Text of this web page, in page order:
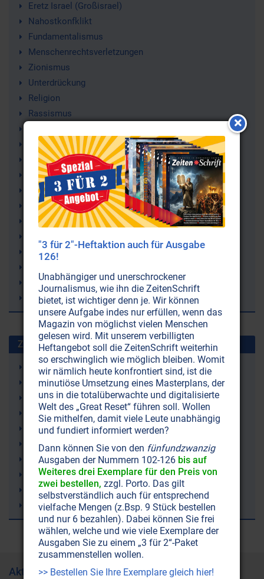
Eretz Israel (Großisrael)
Nahostkonfklikt
Fundamentalismus
Menschenrechtsverletzungen
Zionismus
Unterdrückung
Religion
Rassismus
Palästinenser
Palästina
Nichtjuden
Benjamin Netanjahu
Juden
Judaismus (Judentum)
Israel
Fanatismus
Chassidismus
Zuletzt gesuchte Stichworte
Ketone (Ketonkörper)
Ketogene Ernährung (Ketose)
Irland
Demenz
rTMS (repetitive Transkranielle Magnetstimulation)
Lithium
Trampolinspringen
Windkraft (Windräder)
Bienen
Wasserkreislauf
Aktuelle Ausgabe
"3 für 2"-Heftaktion auch für Ausgabe
126!
Unabhängiger und unerschrockener
Journalismus, wie ihn die ZeitenSchrift
bietet, ist wichtiger denn je. Wir können
unsere Aufgabe indes nur erfüllen, wenn das
Magazin von möglichst vielen Menschen
gelesen wird. Mit unserem verbilligten
Heftangebot soll die ZeitenSchrift weiterhin
so erschwinglich wie möglich bleiben. Womit
wir nämlich heute konfrontiert sind, ist die
minutiöse Umsetzung eines Masterplans, der
uns in die totalüberwachte und digitalisierte
Welt des „Great Reset“ führen soll. Wollen
Sie mithelfen, damit viele Leute unabhängig
und fundiert informiert werden?
Dann können Sie von den fünfundzwanzig
Ausgaben der Nummern 102-126 bis auf
Weiteres drei Exemplare für den Preis von
zwei bestellen, zzgl. Porto. Das gilt
selbstverständlich auch für entsprechend
vielfache Mengen (z.Bsp. 9 Stück bestellen
und nur 6 bezahlen). Dabei können Sie frei
wählen, welche und wie viele Exemplare der
Ausgaben Sie zu einem „3 für 2“-Paket
zusammenstellen wollen.
>> Bestellen Sie Ihre Exemplare gleich hier!